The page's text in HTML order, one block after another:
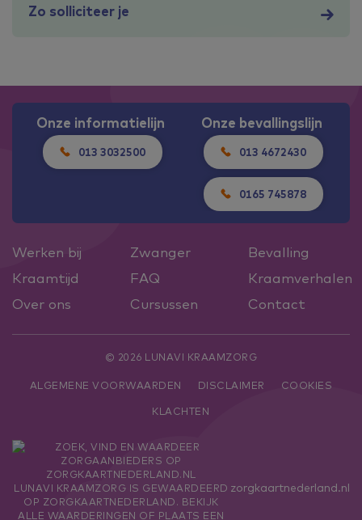
Zo solliciteer je
Onze informatielijn
013 3032500
Onze bevallingslijn
013 4672430
0165 745878
Werken bij Zwanger
Bevalling
Kraamtijd
FAQ
Kraamverhalen
Over ons
Cursussen Contact
© 2026 LUNAVI KRAAMZORG
ALGEMENE VOORWAARDEN DISCLAIMER
COOKIES
KLACHTEN
LUNAVI KRAAMZORG IS GEWAARDEERD
OP ZORGKAARTNEDERLAND. BEKIJK
ALLE WAARDERINGEN OF PLAATS EEN
zorgkaartnederland.nl